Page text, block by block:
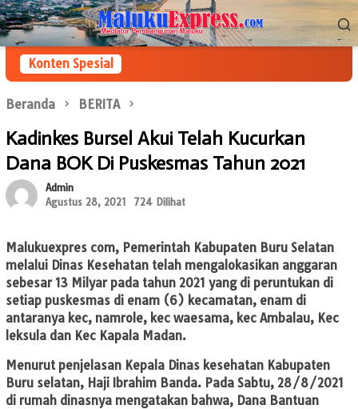
Loncat
ke
konten
Menu
Mobile
Konten Spesial
Beranda BERITA
Kadinkes Bursel Akui Telah Kucurkan
Dana BOK Di Puskesmas Tahun 2021
Admin
Agustus 28, 2021
724 Dilihat
Malukuexpres com, Pemerintah Kabupaten Buru Selatan
melalui Dinas Kesehatan telah mengalokasikan anggaran
sebesar 13 Milyar pada tahun 2021 yang di peruntukan di
setiap puskesmas di enam (6) kecamatan, enam di
antaranya kec, namrole, kec waesama, kec Ambalau, Kec
leksula dan Kec Kapala Madan.
Menurut penjelasan Kepala Dinas kesehatan Kabupaten
Buru selatan, Haji Ibrahim Banda. Pada Sabtu, 28/8/2021
di rumah dinasnya mengatakan bahwa, Dana Bantuan